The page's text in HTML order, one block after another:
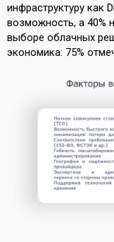
инфраструктуру как
возможность, а 40%
выборе облачных
экономика: 75%